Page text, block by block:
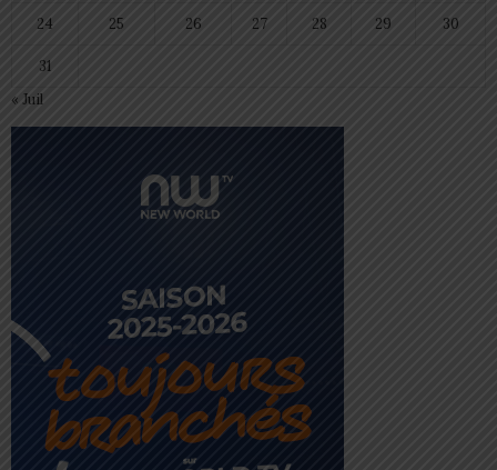
24 25 26 27 28 29 30
31
« Juil